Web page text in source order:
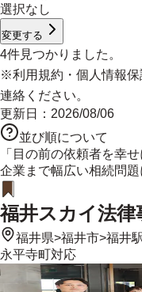
選択なし
変更する
4件見つかりました。
※利用規約 ・ 個人情報
連絡ください。
更新日： 2026/08/06
並び順について
「目の前の依頼者を幸
企業まで幅広い相続問
福井スカイ法律
福井県>福井市>福井
永平寺町対応